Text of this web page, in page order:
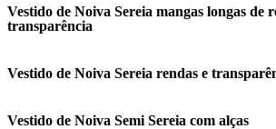
Vestido de Noiva Sereia mangas longas de
transparência
Vestido de Noiva Sereia rendas e
Vestido de Noiva Semi Sereia com alças